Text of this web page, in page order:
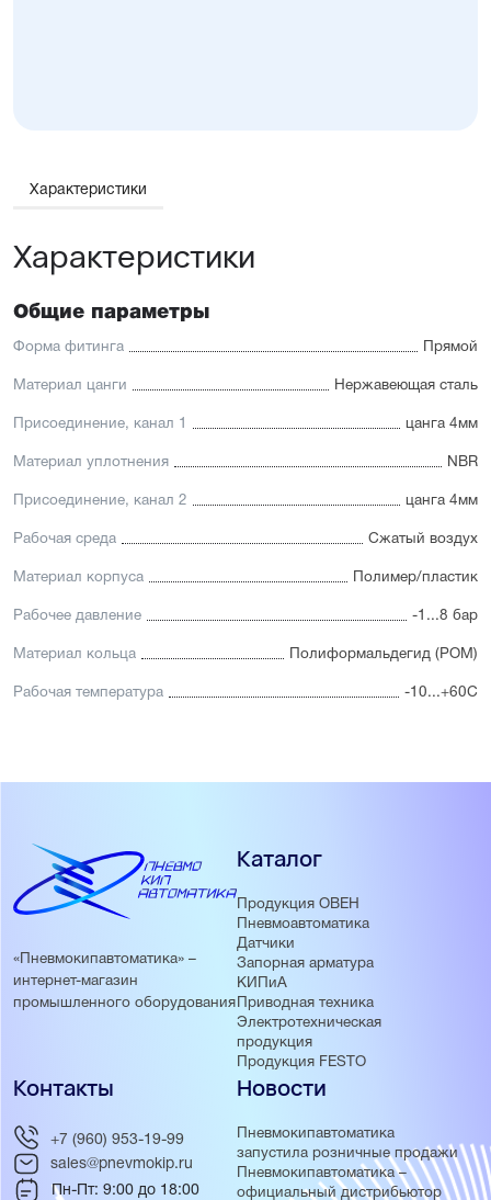
Характеристики
Характеристики
Общие параметры
Форма фитинга Прямой
Материал цанги Нержавеющая сталь
Присоединение, канал 1 цанга 4мм
Материал уплотнения NBR
Присоединение, канал 2 цанга 4мм
Рабочая среда Сжатый воздух
Материал корпуса Полимер/пластик
Рабочее давление -1...8 бар
Материал кольца Полиформальдегид (POM)
Рабочая температура -10...+60С
«Пневмокипавтоматика» –
интернет-магазин
промышленного оборудования
Каталог
Продукция ОВЕН
Пневмоавтоматика
Датчики
Запорная арматура
КИПиА
Приводная техника
Электротехническая
продукция
Продукция FESTO
Новости
Пневмокипавтоматика
запустила розничные продажи
Пневмокипавтоматика –
официальный дистрибьютор
Контакты
+7 (960) 953-19-99
sales@pnevmokip.ru
Пн-Пт: 9:00 до 18:00